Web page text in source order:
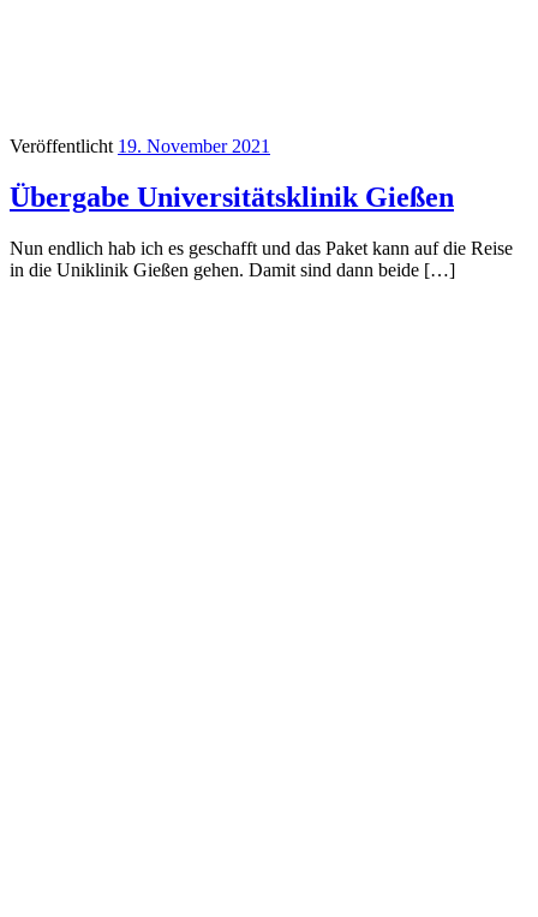
Veröffentlicht 19. November 2021
Übergabe Universitätsklinik Gießen
Nun endlich hab ich es geschafft und das Paket kann auf die Reise
in die Uniklinik Gießen gehen. Damit sind dann beide […]